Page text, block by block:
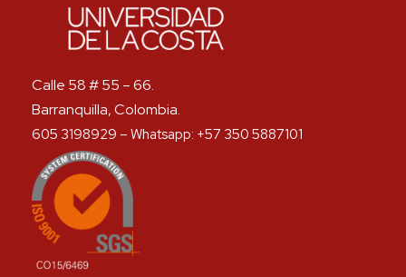
Calle 58 # 55 – 66.
Barranquilla, Colombia.
605 3198929 – Whatsapp: +57 350 5887101